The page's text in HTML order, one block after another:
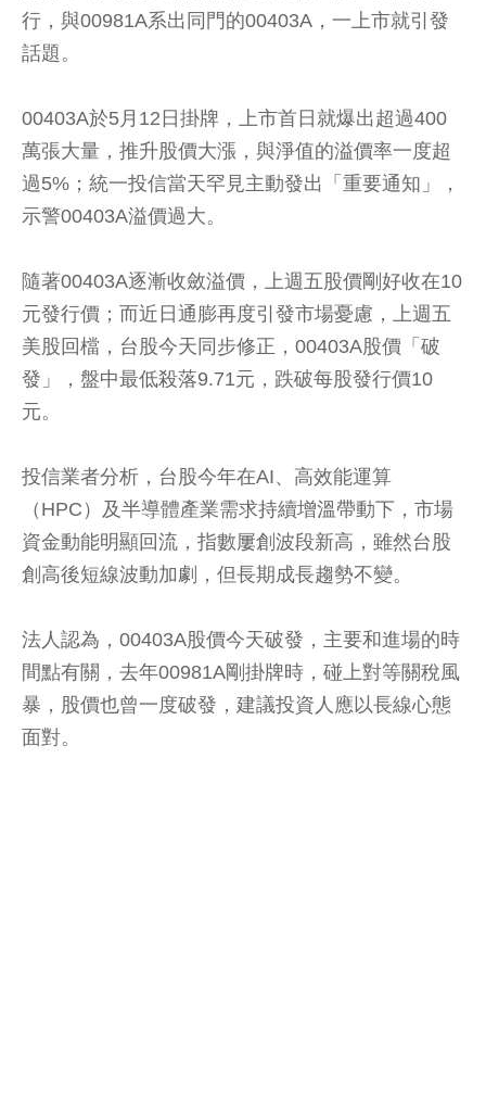
行，與00981A系出同門的00403A，一上市就引發
話題。
00403A於5月12日掛牌，上市首日就爆出超過400
萬張大量，推升股價大漲，與淨值的溢價率一度超
過5%；統一投信當天罕見主動發出「重要通知」，
示警00403A溢價過大。
隨著00403A逐漸收斂溢價，上週五股價剛好收在10
元發行價；而近日通膨再度引發市場憂慮，上週五
美股回檔，台股今天同步修正，00403A股價「破
發」，盤中最低殺落9.71元，跌破每股發行價10
元。
投信業者分析，台股今年在AI、高效能運算
（HPC）及半導體產業需求持續增溫帶動下，市場
資金動能明顯回流，指數屢創波段新高，雖然台股
創高後短線波動加劇，但長期成長趨勢不變。
法人認為，00403A股價今天破發，主要和進場的時
間點有關，去年00981A剛掛牌時，碰上對等關稅風
暴，股價也曾一度破發，建議投資人應以長線心態
面對。